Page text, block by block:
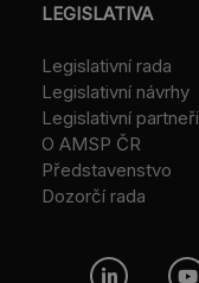
LEGISLATIVA
Legislativní rada
Legislativní návrhy
Legislativní partneři
O AMSP ČR
Představenstvo
Dozorčí rada